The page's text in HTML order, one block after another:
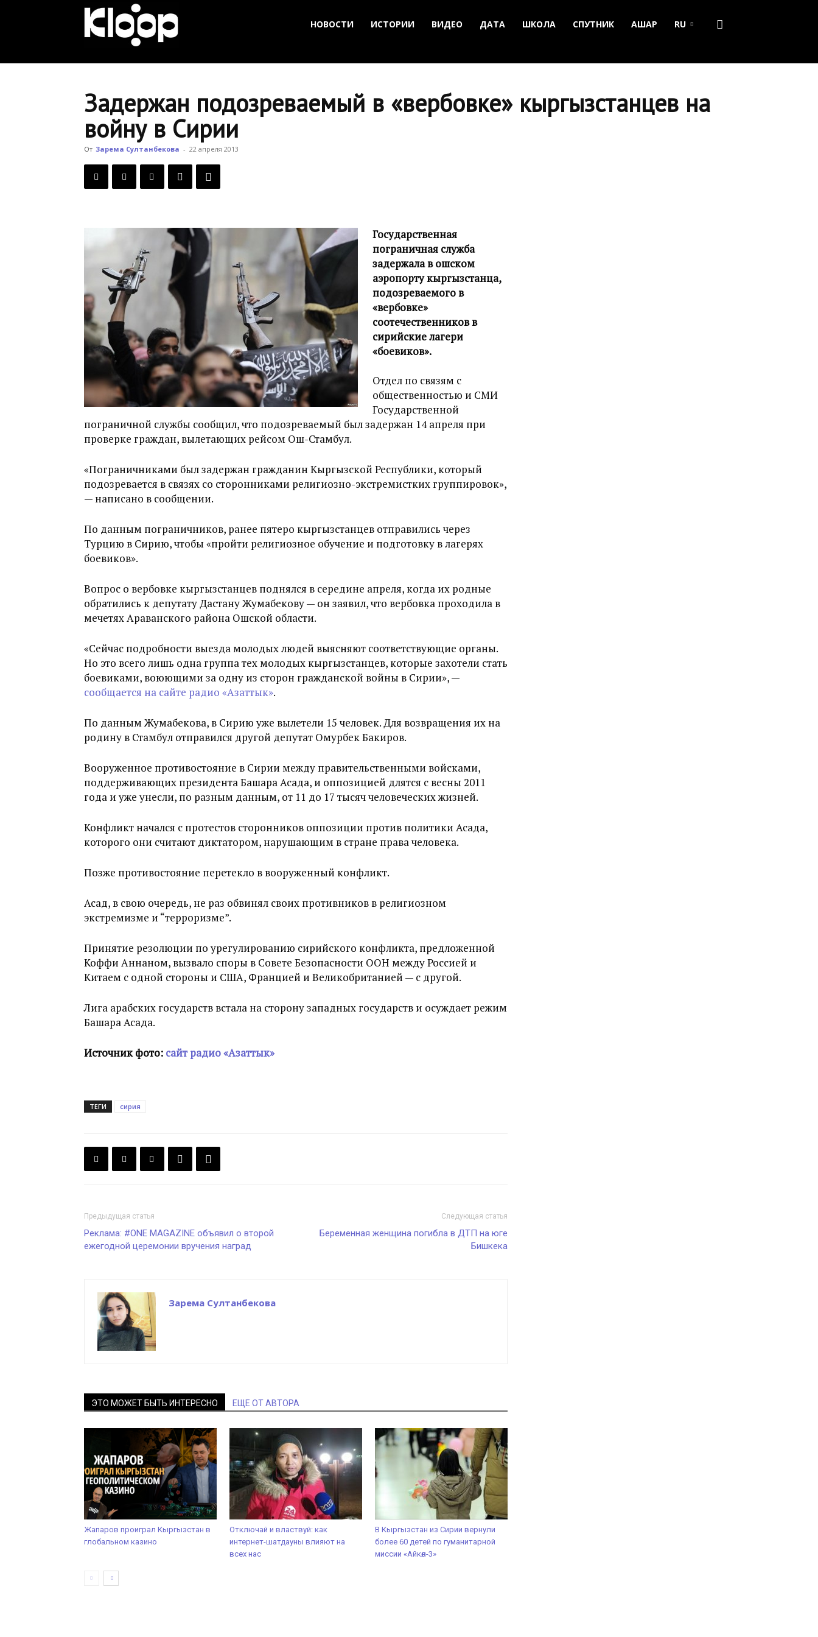
Новости
Кыргызстана
НОВОСТИ ИСТОРИИ ВИДЕО ДАТА ШКОЛА СПУТНИК АШАР RU
Задержан подозреваемый в «вербовке» кыргызстанцев на
войну в Сирии
От Зарема Султанбекова - 22 апреля 2013
Государственная
пограничная служба
задержала в ошском
аэропорту кыргызстанца,
подозреваемого в
«вербовке»
соотечественников в
сирийские лагери
«боевиков».
Отдел по связям с
общественностью и СМИ
Государственной
пограничной службы сообщил, что подозреваемый был задержан 14 апреля при
проверке граждан, вылетающих рейсом Ош-Стамбул.
«Пограничниками был задержан гражданин Кыргызской Республики, который
подозревается в связях со сторонниками религиозно-экстремистких группировок»,
— написано в сообщении.
По данным пограничников, ранее пятеро кыргызстанцев отправились через
Турцию в Сирию, чтобы «пройти религиозное обучение и подготовку в лагерях
боевиков».
Вопрос о вербовке кыргызстанцев поднялся в середине апреля, когда их родные
обратились к депутату Дастану Жумабекову — он заявил, что вербовка проходила в
мечетях Араванского района Ошской области.
«Сейчас подробности выезда молодых людей выясняют соответствующие органы.
Но это всего лишь одна группа тех молодых кыргызстанцев, которые захотели стать
боевиками, воюющими за одну из сторон гражданской войны в Сирии», —
сообщается на сайте радио «Азаттык».
По данным Жумабекова, в Сирию уже вылетели 15 человек. Для возвращения их на
родину в Стамбул отправился другой депутат Омурбек Бакиров.
Вооруженное противостояние в Сирии между правительственными войсками,
поддерживающих президента Башара Асада, и оппозицией длятся с весны 2011
года и уже унесли, по разным данным, от 11 до 17 тысяч человеческих жизней.
Конфликт начался с протестов сторонников оппозиции против политики Асада,
которого они считают диктатором, нарушающим в стране права человека.
Позже противостояние перетекло в вооруженный конфликт.
Асад, в свою очередь, не раз обвинял своих противников в религиозном
экстремизме и “терроризме”.
Принятие резолюции по урегулированию сирийского конфликта, предложенной
Коффи Аннаном, вызвало споры в Совете Безопасности ООН между Россией и
Китаем с одной стороны и США, Францией и Великобританией — с другой.
Лига арабских государств встала на сторону западных государств и осуждает режим
Башара Асада.
Источник фото: сайт радио «Азаттык»
ТЕГИ сирия
Предыдущая статья
Реклама: #ONE MAGAZINE объявил о второй
ежегодной церемонии вручения наград
Следующая статья
Беременная женщина погибла в ДТП на юге
Бишкека
Зарема Султанбекова
ЭТО МОЖЕТ БЫТЬ ИНТЕРЕСНО ЕЩЕ ОТ АВТОРА
Жапаров проиграл Кыргызстан в
глобальном казино
Отключай и властвуй: как
интернет-шатдауны влияют на
всех нас
В Кыргызстан из Сирии вернули
более 60 детей по гуманитарной
миссии «Айкөл-3»